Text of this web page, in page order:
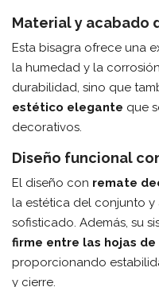
Material y acabado
Esta bisagra ofrece una
la humedad y la
durabilidad, sino que
estético elegante que
decorativos.
Diseño funcional
El diseño con remate
la estética del conjunto
sofisticado. Además, su
firme entre las hojas
proporcionando
y cierre.